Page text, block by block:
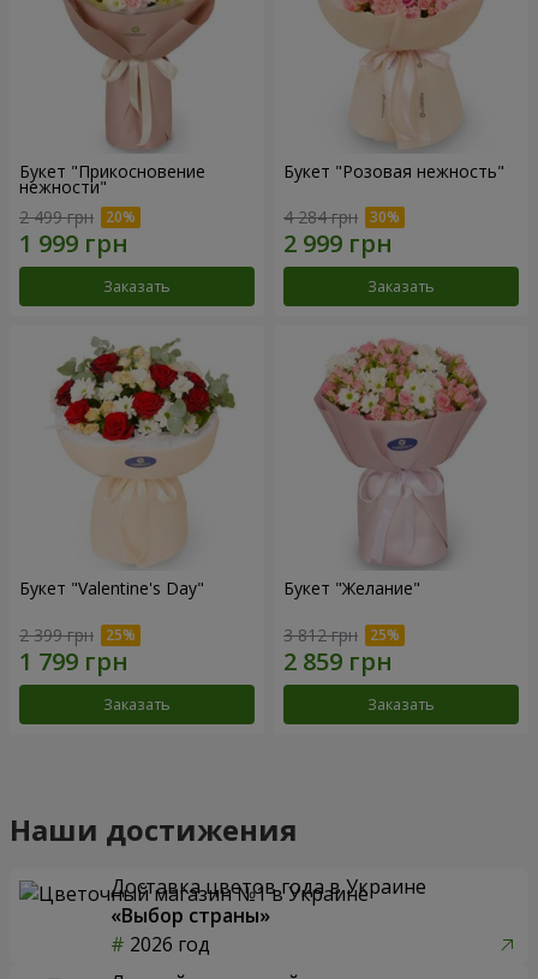
Букет "Прикосновение
нежности"
2 499 грн
Заказать
Букет "Розовая нежность"
4 284 грн
Заказать
Букет "Valentine's Day"
2 399 грн
Заказать
Букет "Желание"
3 812 грн
Заказать
Наши достижения
Доставка цветов года в Украине
«Выбор страны»
2026 год